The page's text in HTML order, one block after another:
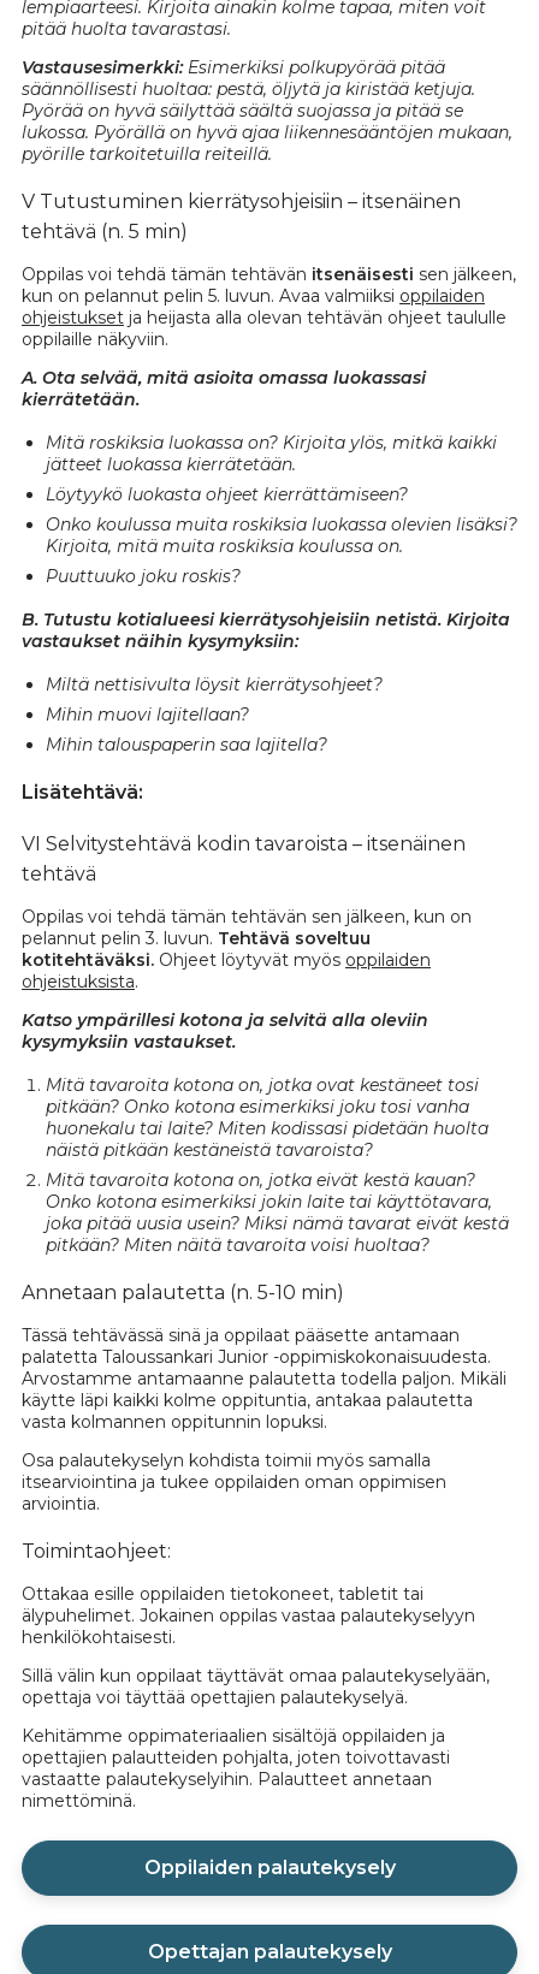
lempiaarteesi. Kirjoita ainakin kolme tapaa, miten voit
pitää huolta tavarastasi.
Vastausesimerkki:Esimerkiksi polkupyörää pitää
säännöllisesti huoltaa: pestä, öljytä ja kiristää ketjuja.
Pyörää on hyvä säilyttää säältä suojassa ja pitää se
lukossa. Pyörällä on hyvä ajaa liikennesääntöjen mukaan,
pyörille tarkoitetuilla reiteillä.
V Tutustuminen kierrätysohjeisiin – itsenäinen
tehtävä (n. 5 min)
Oppilas voi tehdä tämän tehtävän itsenäisesti sen jälkeen,
kun on pelannut pelin 5. luvun. Avaa valmiiksi oppilaiden
ohjeistukset ja heijasta alla olevan tehtävän ohjeet taululle
oppilaille näkyviin.
A. Ota selvää, mitä asioita omassa luokassasi
kierrätetään.
Mitä roskiksia luokassa on? Kirjoita ylös, mitkä kaikki
jätteet luokassa kierrätetään.
Löytyykö luokasta ohjeet kierrättämiseen?
Onko koulussa muita roskiksia luokassa olevien lisäksi?
Kirjoita, mitä muita roskiksia koulussa on.
Puuttuuko joku roskis?
B. Tutustu kotialueesi kierrätysohjeisiin netistä. Kirjoita
vastaukset näihin kysymyksiin:
Miltä nettisivulta löysit kierrätysohjeet?
Mihin muovi lajitellaan?
Mihin talouspaperin saa lajitella?
Lisätehtävä:
VI Selvitystehtävä kodin tavaroista – itsenäinen
tehtävä
Oppilas voi tehdä tämän tehtävän sen jälkeen, kun on
pelannut pelin 3. luvun. Tehtävä soveltuu
kotitehtäväksi. Ohjeet löytyvät myös oppilaiden
ohjeistuksista.
Katso ympärillesi kotona ja selvitä alla oleviin
kysymyksiin vastaukset.
Mitä tavaroita kotona on, jotka ovat kestäneet tosi
pitkään? Onko kotona esimerkiksi joku tosi vanha
huonekalu tai laite? Miten kodissasi pidetään huolta
näistä pitkään kestäneistä tavaroista?
Mitä tavaroita kotona on, jotka eivät kestä kauan?
Onko kotona esimerkiksi jokin laite tai käyttötavara,
joka pitää uusia usein? Miksi nämä tavarat eivät kestä
pitkään? Miten näitä tavaroita voisi huoltaa?
Annetaan palautetta (n. 5-10 min)
Tässä tehtävässä sinä ja oppilaat pääsette antamaan
palatetta Taloussankari Junior -oppimiskokonaisuudesta.
Arvostamme antamaanne palautetta todella paljon. Mikäli
käytte läpi kaikki kolme oppituntia, antakaa palautetta
vasta kolmannen oppitunnin lopuksi.
Osa palautekyselyn kohdista toimii myös samalla
itsearviointina ja tukee oppilaiden oman oppimisen
arviointia.
Toimintaohjeet:
Ottakaa esille oppilaiden tietokoneet, tabletit tai
älypuhelimet. Jokainen oppilas vastaa palautekyselyyn
henkilökohtaisesti.
Sillä välin kun oppilaat täyttävät omaa palautekyselyään,
opettaja voi täyttää opettajien palautekyselyä.
Kehitämme oppimateriaalien sisältöjä oppilaiden ja
opettajien palautteiden pohjalta, joten toivottavasti
vastaatte palautekyselyihin. Palautteet annetaan
nimettöminä.
Oppilaiden palautekysely
Opettajan palautekysely